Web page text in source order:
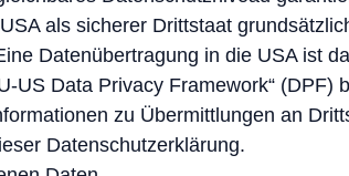
als sicherer Drittstaat
Datenübertragung in die USA ist
US Data Privacy Framework“ (DPF)
zu Übermittlungen an
Datenschutzerklärung.